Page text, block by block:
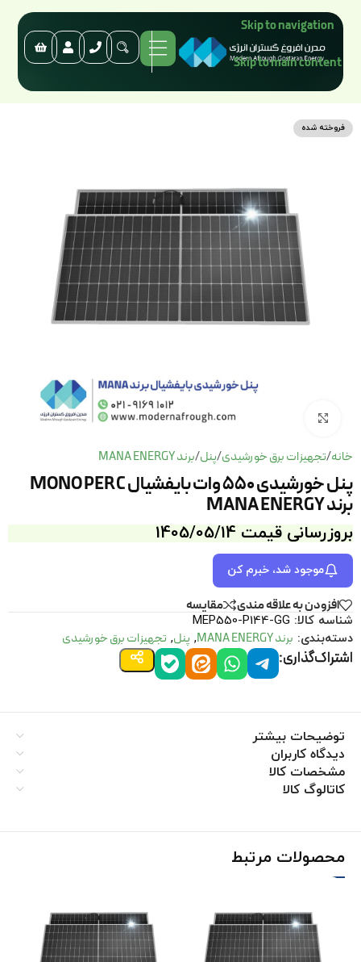
Skip to navigation
Skip to main content
فروخته شده
برای بزرگنمایی کلیک کنید
خانه/تجهیزات برق خورشیدی/پنل/برند MANA ENERGY
پنل خورشیدی 550 وات بایفشیال MONO PERC
برند MANA ENERGY
بروزرسانی قیمت 1405/05/14
موجود شد، خبرم کن
افزودن به علاقه مندی مقايسه
شناسه کالا: MEP550-P144-GG
دسته‌بندی: برند MANA ENERGY , پنل, تجهیزات برق خورشیدی
اشتراک‌گذاری:
توضیحات بیشتر
دیدگاه کاربران
مشخصات کالا
کاتالوگ کالا
محصولات مرتبط